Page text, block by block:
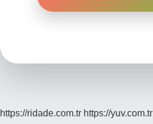
https://ridade.com.tr https://yuv.com.tr